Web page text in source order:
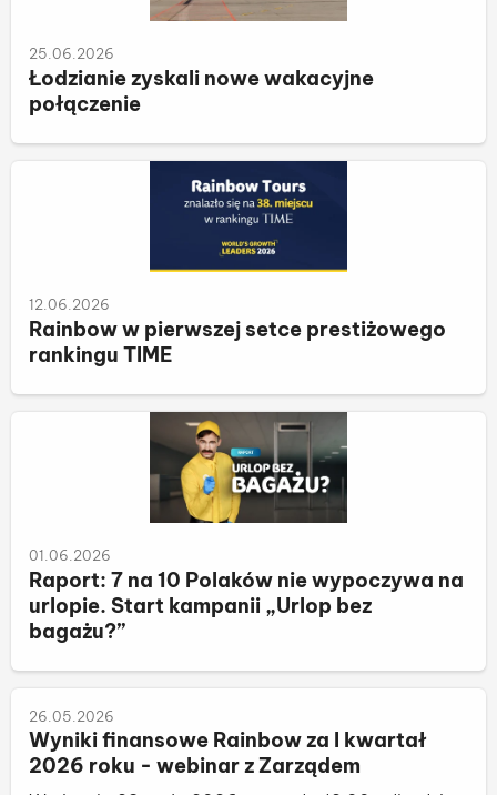
25.06.2026
Łodzianie zyskali nowe wakacyjne
połączenie
12.06.2026
Rainbow w pierwszej setce prestiżowego
rankingu TIME
01.06.2026
Raport: 7 na 10 Polaków nie wypoczywa na
urlopie. Start kampanii „Urlop bez
bagażu?”
26.05.2026
Wyniki finansowe Rainbow za I kwartał
2026 roku - webinar z Zarządem